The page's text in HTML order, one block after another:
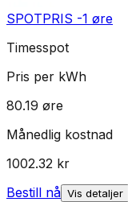
SPOTPRIS -1 øre
Timesspot
Pris per kWh
80.19 øre
Månedlig kostnad
1002.32 kr
Bestill nå Vis detaljer